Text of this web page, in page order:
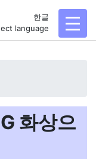
한글
language
화상으